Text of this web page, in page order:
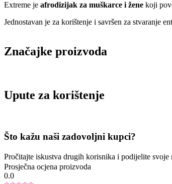
Extreme je afrodizijak za muškarce i žene koji
Jednostavan je za korištenje i savršen za stvaranje
Značajke proizvoda
Upute za korištenje
Što kažu naši zadovoljni kupci?
Pročitajte iskustva drugih korisnika i podijelite
Prosječna ocjena proizvoda
0.0